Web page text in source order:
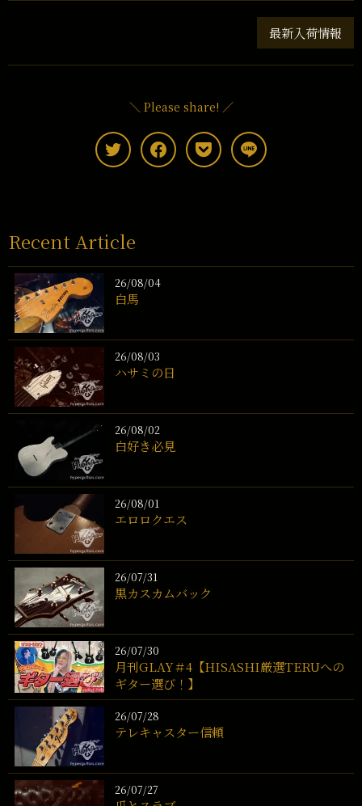
最新入荷情報
＼ Please share! ／
Recent Article
26/08/04
白馬
26/08/03
ハサミの日
26/08/02
白好き必見
26/08/01
エロロクエス
26/07/31
黒カスカムバック
26/07/30
月刊GLAY＃4【HISASHI厳選TERUへの
ギター選び！】
26/07/28
テレキャスター信頼
26/07/27